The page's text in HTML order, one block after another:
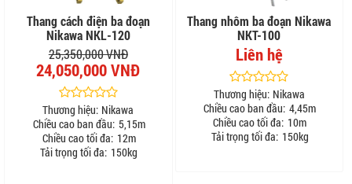
Thang cách điện ba đoạn
Nikawa NKL-120
25,350,000 VNĐ
24,050,000 VNĐ
Thương hiệu: Nikawa
Chiều cao ban đầu: 5,15m
Chiều cao tối đa: 12m
Tải trọng tối đa: 150kg
Thang nhôm ba đoạn Nikawa
NKT-100
Liên hệ
Thương hiệu: Nikawa
Chiều cao ban đầu: 4,45m
Chiều cao tối đa: 10m
Tải trọng tối đa: 150kg